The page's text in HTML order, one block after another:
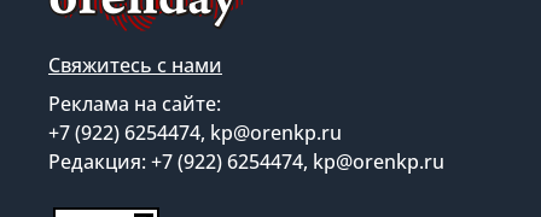
Свяжитесь с нами
Реклама на сайте:
+7 (922) 6254474, kp@orenkp.ru
Редакция: +7 (922) 6254474, kp@orenkp.ru